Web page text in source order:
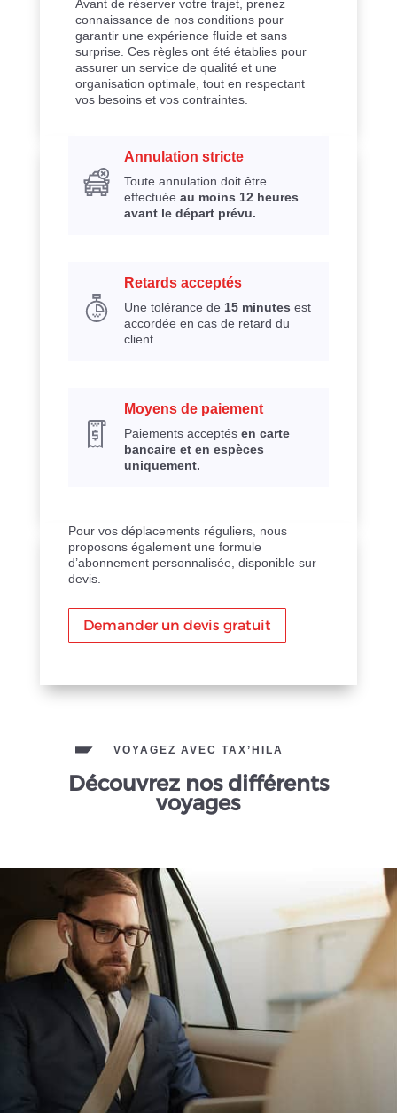
Avant de réserver votre trajet, prenez
connaissance de nos conditions pour
garantir une expérience fluide et sans
surprise. Ces règles ont été établies pour
assurer un service de qualité et une
organisation optimale, tout en respectant
vos besoins et vos contraintes.
Annulation stricte
Toute annulation doit être
effectuée au moins 12 heures
avant le départ prévu.
Retards acceptés
Une tolérance de 15 minutes est
accordée en cas de retard du
client.
Moyens de paiement
Paiements acceptés en carte
bancaire et en espèces
uniquement.
Pour vos déplacements réguliers, nous
proposons également une formule
d’abonnement personnalisée, disponible sur
devis.
Demander un devis gratuit
VOYAGEZ AVEC TAX’HILA
Découvrez nos différents
voyages
Transports professionnels
Je vous propose un service de transport dédié aux
déplacements d’affaires, adapté à vos besoins et à vos
contraintes. Que ce soit pour un rendez-vous, une réunion
ou bien un évènement, profitez d’un service ponctuel, discret
et confortable.